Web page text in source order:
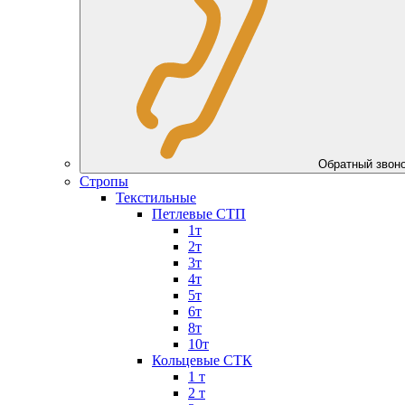
Обратный
Стропы
Текстильные
Петлевые СТП
1т
2т
3т
4т
5т
6т
8т
10т
Кольцевые СТК
1 т
2 т